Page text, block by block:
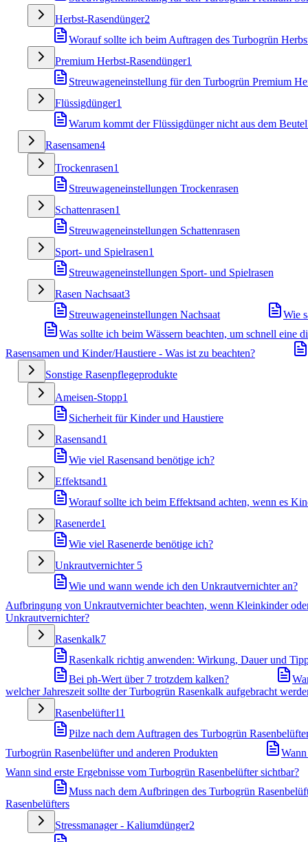
Herbst-Rasendünger2
Worauf sollte ich beim Auftragen des Turbogrün
Premium Herbst-Rasendünger1
Streuwageneinstellung für den Turbogrün Premium
Flüssigdünger1
Warum kommt der Flüssigdünger nicht aus dem
Rasensamen4
Trockenrasen1
Streuwageneinstellungen Trockenrasen
Schattenrasen1
Streuwageneinstellungen Schattenrasen
Sport- und Spielrasen1
Streuwageneinstellungen Sport- und Spielrasen
Rasen Nachsaat3
Streuwageneinstellungen Nachsaat
Wie
Was sollte ich beim Wässern beachten, um schnell eine
Rasensamen und Kinder/Haustiere - Was ist zu beachten?
Sonstige Rasenpflegeprodukte
Ameisen-Stopp1
Sicherheit für Kinder und Haustiere
Rasensand1
Wie viel Rasensand benötige ich?
Effektsand1
Worauf sollte ich beim Effektsand achten, wenn es
Rasenerde1
Wie viel Rasenerde benötige ich?
Unkrautvernichter 5
Wie und wann wende ich den Unkrautvernichter an?
Aufbringung von Unkrautvernichter beachten, wenn Kleinkinder
Unkrautvernichter?
Rasenkalk7
Rasenkalk richtig anwenden: Wirkung, Dauer und
Bei ph-Wert über 7 trotzdem kalken?
welcher Jahreszeit sollte der Turbogrün Rasenkalk aufgebracht
Rasenbelüfter11
Pilze nach dem Auftragen des Turbogrün
Turbogrün Rasenbelüfter und anderen Produkten
Wann sind erste Ergebnisse vom Turbogrün Rasenbelüfter sichtbar?
Muss nach dem Aufbringen des Turbogrün
Rasenbelüfters
Stressmanager - Kaliumdünger2